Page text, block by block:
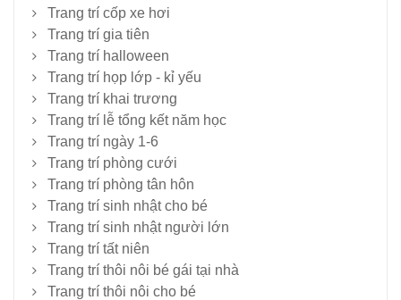
Trang trí cốp xe hơi
Trang trí gia tiên
Trang trí halloween
Trang trí họp lớp - kỉ yếu
Trang trí khai trương
Trang trí lễ tổng kết năm học
Trang trí ngày 1-6
Trang trí phòng cưới
Trang trí phòng tân hôn
Trang trí sinh nhật cho bé
Trang trí sinh nhật người lớn
Trang trí tất niên
Trang trí thôi nôi bé gái tại nhà
Trang trí thôi nôi cho bé